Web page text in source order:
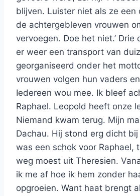
blijven. Luister niet als ze een
de achtergebleven vrouwen
vervoegen. Doe het niet.’ Drie
er weer een transport van
georganiseerd onder het
vrouwen volgen hun vaders en
Iedereen wou mee. Ik bleef
Raphael. Leopold heeft onze
Niemand kwam terug. Mijn
Dachau. Hij stond erg dicht
was een schok voor Raphael,
weg moest uit Theresien.
ik me af hoe ik hem zonder
opgroeien. Want haat brengt